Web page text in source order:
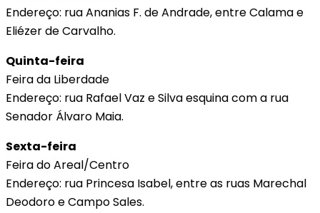
Endereço: rua Ananias F. de Andrade, entre Calama e
Eliézer de Carvalho.
Quinta-feira
Feira da Liberdade
Endereço: rua Rafael Vaz e Silva esquina com a rua
Senador Álvaro Maia.
Sexta-feira
Feira do Areal/Centro
Endereço: rua Princesa Isabel, entre as ruas Marechal
Deodoro e Campo Sales.